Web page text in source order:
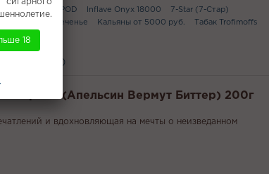
TEA BOX POD Inflave Onyx 18000
7-Star (7-Стар)
Печенье Кальяны от 5000 руб.
Табак Trofimoffs
Отзывы (0)
Негрони (Апельсин Вермут Биттер) 200г
и вдохновляющая на мечты о неизведанном
18